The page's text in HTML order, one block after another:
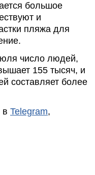
большое
и
пляжа для
число людей,
155 тысяч, и
составляет более
в Telegram,